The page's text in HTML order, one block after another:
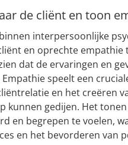
de cliënt en toon
interpersoonlijke
en oprechte
dat de ervaringen en
speelt een
en het creëren
kunnen gedijen. Het
en begrepen te voelen,
en het bevorderen van